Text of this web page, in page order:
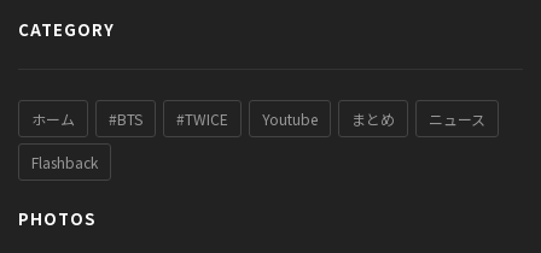
CATEGORY
ホーム #BTS #TWICE Youtube まとめ ニュース
Flashback
PHOTOS